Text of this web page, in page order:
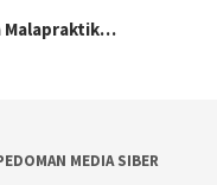
Malapraktik…
MEDIA SIBER